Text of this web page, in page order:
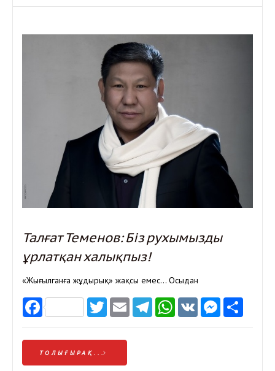
Талғат Теменов: Біз рухымызды
ұрлатқан халықпыз!
«Жығылганға жұдырық» жақсы емес… Осыдан
FacebookTwitter
EmailTelegram
WhatsApp
VK
ТОЛЫҒЫРАҚ...